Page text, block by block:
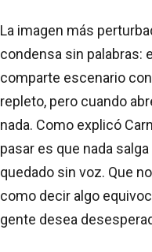
La imagen más
condensa sin palabras:
comparte escenario
repleto, pero cuando
nada. Como explicó
pasar es que nada
quedado sin voz. Que
como decir algo
gente desea